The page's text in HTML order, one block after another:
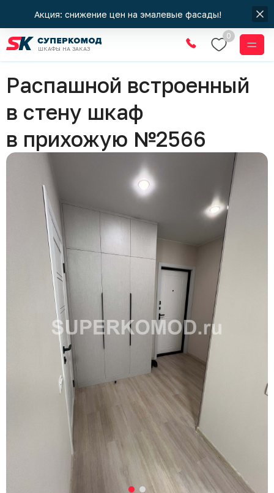
Акция: снижение цен на эмалевые фасады!
ШКАФЫ НА ЗАКАЗ
0
Шкафы
Распашной встроенный
в стену шкаф
в прихожую №2566